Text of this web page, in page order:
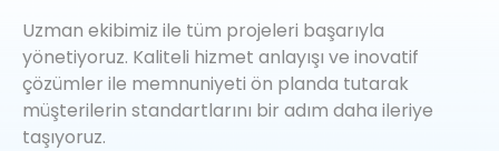
Uzman ekibimiz ile tüm projeleri başarıyla
yönetiyoruz. Kaliteli hizmet anlayışı ve inovatif
çözümler ile memnuniyeti ön planda tutarak
müşterilerin standartlarını bir adım daha ileriye
taşıyoruz.